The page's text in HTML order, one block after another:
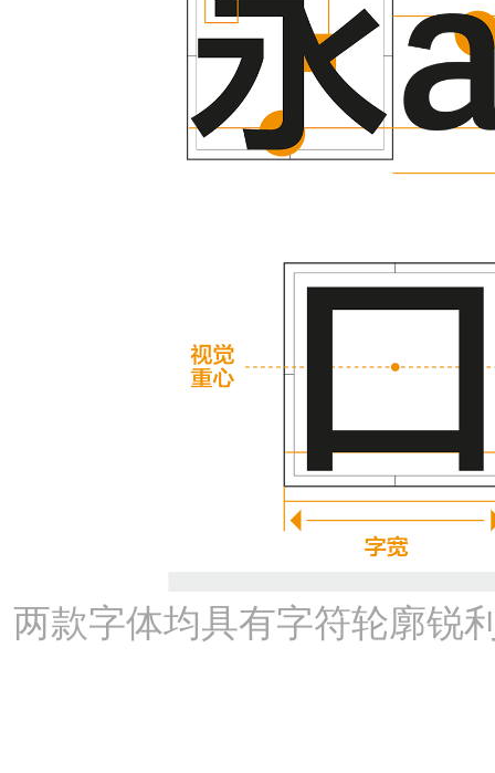
两款字体均具有字符轮廓锐